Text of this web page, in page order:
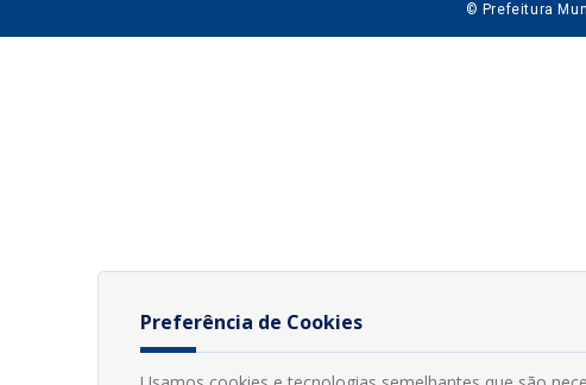
© Prefeitura
Preferência de Cookies